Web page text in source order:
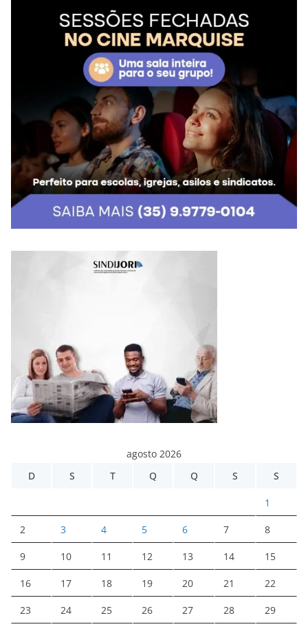
agosto 2026
D
S T Q Q S S
1
2 3 4 5 6 7 8
9 10 11 12 13 14 15
16 17 18 19 20 21 22
23 24 25 26 27 28 29